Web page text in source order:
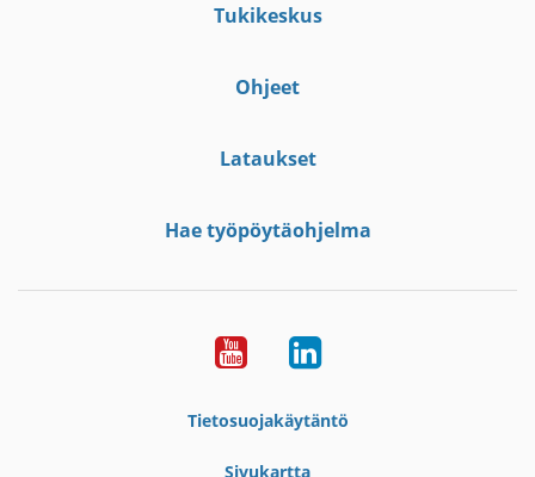
Tukikeskus
Ohjeet
Lataukset
Hae työpöytäohjelma
YouTubeLinkedIn
Tietosuojakäytäntö
Sivukartta